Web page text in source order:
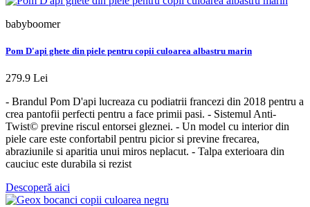
babyboomer
Pom D'api ghete din piele pentru copii culoarea albastru marin
279.9 Lei
- Brandul Pom D'api lucreaza cu podiatrii francezi din 2018 pentru a
crea pantofii perfecti pentru a face primii pasi. - Sistemul Anti-
Twist© previne riscul entorsei gleznei. - Un model cu interior din
piele care este confortabil pentru picior si previne frecarea,
abraziunile si aparitia unui miros neplacut. - Talpa exterioara din
cauciuc este durabila si rezist
Descoperă aici